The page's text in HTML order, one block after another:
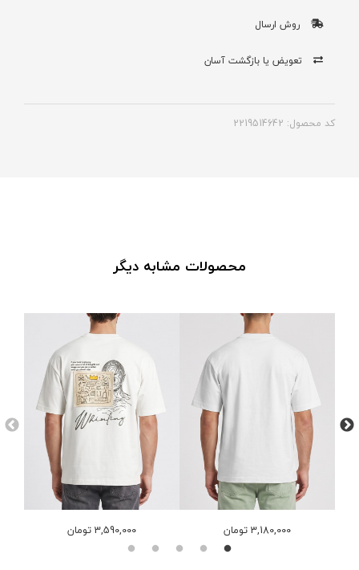
روش ارسال
تعویض یا بازگشت آسان
کد محصول: 2219514642
محصولات مشابه دیگر
3,590,000 تومان 3,180,000 تومان